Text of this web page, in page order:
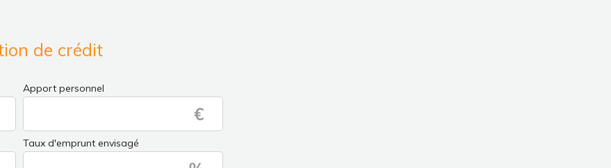
de crédit
Apport personnel
Taux d'emprunt envisagé